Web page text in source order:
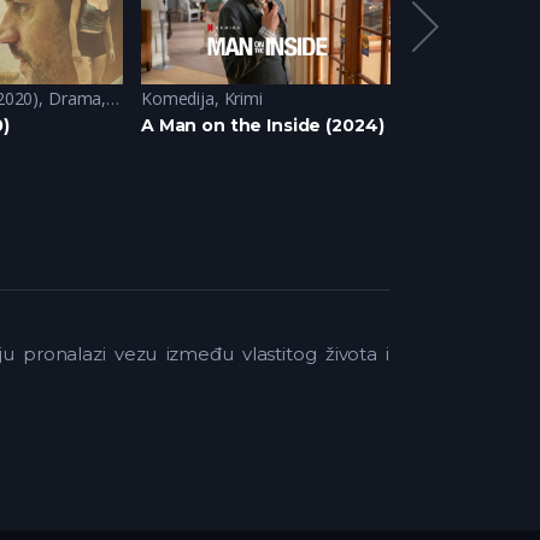
, Drama, Krimi,Misterija
Komedija, Krimi
A Man on the Inside (2024)
pronalazi vezu između vlastitog života i